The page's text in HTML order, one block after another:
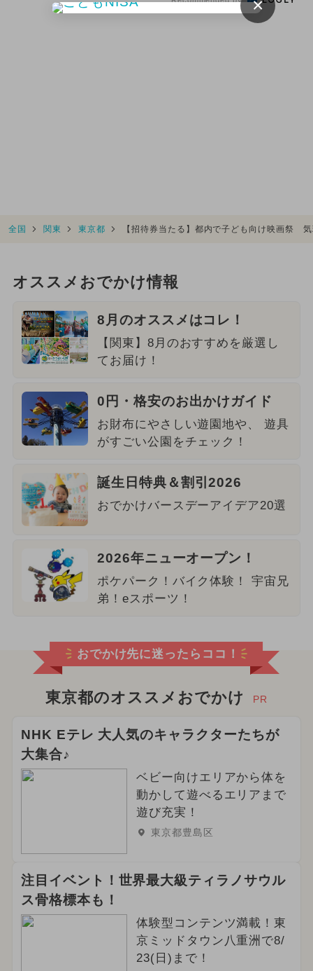
全国 関東 東京都 【招待券当たる】都内で子ども向け映画祭
オススメおでかけ情報
8月のオススメはコレ！
【関東】8月のおすすめを厳選し
てお届け！
0円・格安のお出かけガイド
お財布にやさしい遊園地や、 遊具
がすごい公園をチェック！
誕生日特典＆割引2026
おでかけバースデーアイデア20選
2026年ニューオープン！
ポケパーク！バイク体験！ 宇宙兄
弟！eスポーツ！
おでかけ先に迷ったらココ！
東京都のオススメおでかけ PR
NHK Eテレ 大人気のキャラクターたちが
大集合♪
ベビー向けエリアから体を
動かして遊べるエリアまで
遊び充実！
東京都豊島区
注目イベント！世界最大級ティラノサウル
ス骨格標本も！
体験型コンテンツ満載！東
京ミッドタウン八重洲で8/
23(日)まで！
×